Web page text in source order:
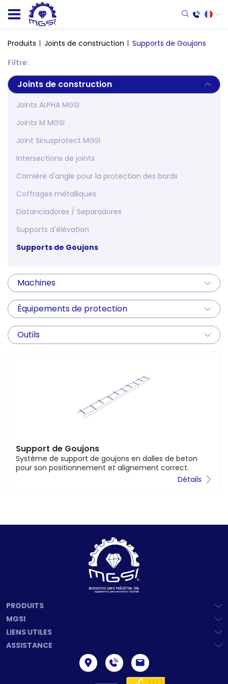
Produits Joints de construction
Supports de Goujons
Filtre:
Joints de construction
Joints ALPHA MGSI
Joints M MGSI
Joint Sinusprotect MGSI
Intersections de joints
Cornière d'angle pour la protection des bords
Coffrages métalliques
Distanciadores / Separadores
Supports d'élévation
Supports de Goujons
Machines
Équipements de protection
Outils
Support de Goujons
Système de support de goujons en dalles de beton
pour son positionnement et alignement correct.
Détails
PRODUITS
MGSI
LIENS UTILES
ASSISTANCE